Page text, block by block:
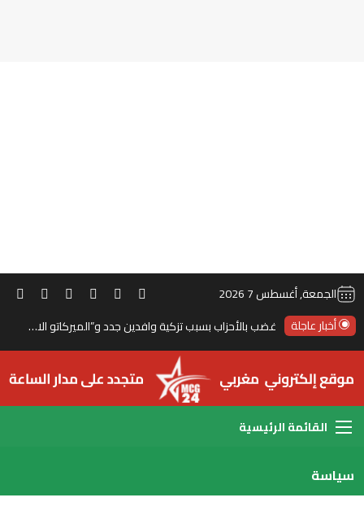
الجمعة, أغسطس 7 2026 ‫YouTubeانستقرام ‫TikTok
ملخص الموقع RSS
أخبار عاجلة
القائمة
سياسة